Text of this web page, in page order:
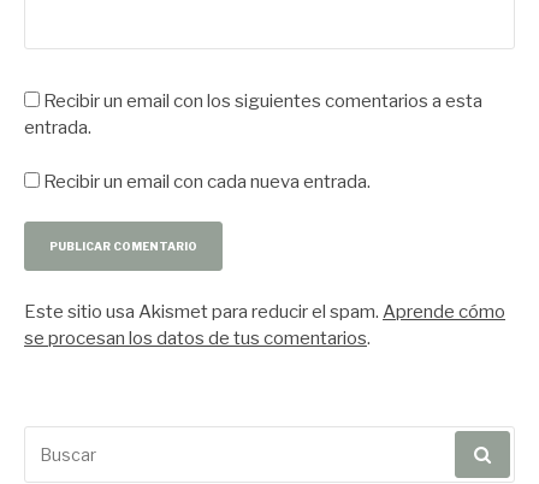
Recibir un email con los siguientes comentarios a esta
entrada.
Recibir un email con cada nueva entrada.
Este sitio usa Akismet para reducir el spam. Aprende cómo
se procesan los datos de tus comentarios.
por: